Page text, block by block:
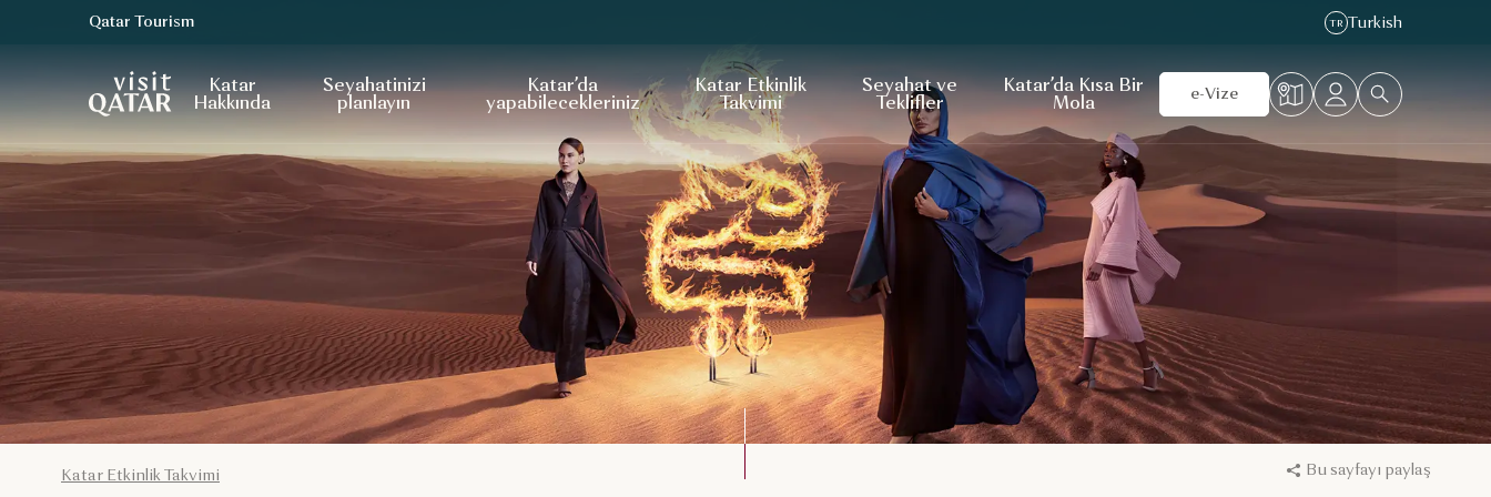
VisitQatar Ana Sayfası
Qatar Tourism TR Turkish
Katar
Hakkında
Seyahatinizi
planlayın
Katar’da
yapabilecekleriniz
Katar Etkinlik
Takvimi
Seyahat ve
Teklifler
Katar’da Kısa Bir
Mola
e-Vize
Katar Etkinlik Takvimi Bu sayfayı paylaş